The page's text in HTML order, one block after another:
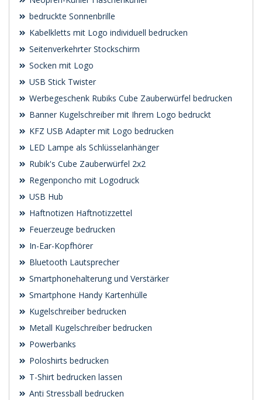
bedruckte Sonnenbrille
Kabelkletts mit Logo individuell bedrucken
Seitenverkehrter Stockschirm
Socken mit Logo
USB Stick Twister
Werbegeschenk Rubiks Cube Zauberwürfel bedrucken
Banner Kugelschreiber mit Ihrem Logo bedruckt
KFZ USB Adapter mit Logo bedrucken
LED Lampe als Schlüsselanhänger
Rubik's Cube Zauberwürfel 2x2
Regenponcho mit Logodruck
USB Hub
Haftnotizen Haftnotizzettel
Feuerzeuge bedrucken
In-Ear-Kopfhörer
Bluetooth Lautsprecher
Smartphonehalterung und Verstärker
Smartphone Handy Kartenhülle
Kugelschreiber bedrucken
Metall Kugelschreiber bedrucken
Powerbanks
Poloshirts bedrucken
T-Shirt bedrucken lassen
Anti Stressball bedrucken